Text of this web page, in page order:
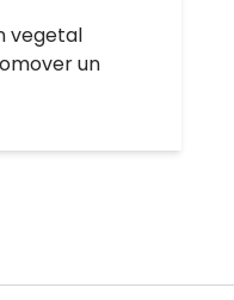
vegetal
un